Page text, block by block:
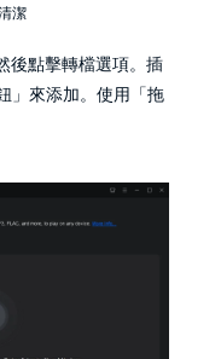
潔
後點擊轉檔選項。插
」來添加。使用「拖